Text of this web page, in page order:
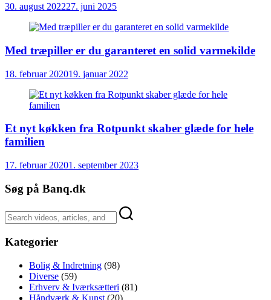
30. august 202227. juni 2025
Med træpiller er du garanteret en solid varmekilde
18. februar 202019. januar 2022
Et nyt køkken fra Rotpunkt skaber glæde for hele
familien
17. februar 20201. september 2023
Søg på Banq.dk
Kategorier
Bolig & Indretning (98)
Diverse (59)
Erhverv & Iværksætteri (81)
Håndværk & Kunst (20)